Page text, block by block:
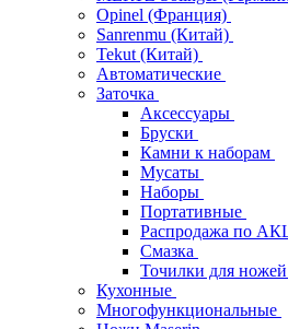
Opinel (Франция)
Sanrenmu (Китай)
Tekut (Китай)
Автоматические
Заточка
Аксессуары
Бруски
Камни к наборам
Мусаты
Наборы
Портативные
Распродажа по
Смазка
Точилки для ножей
Кухонные
Многофункциональные